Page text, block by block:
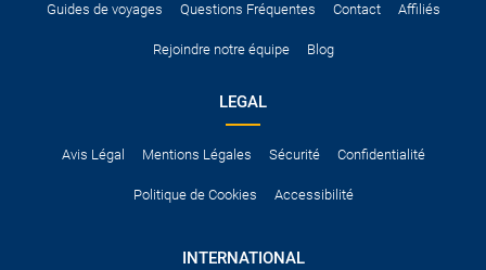
Guides de voyages Questions Fréquentes Contact Affiliés
Rejoindre notre équipe Blog
LEGAL
Avis Légal Mentions Légales Sécurité Confidentialité
Politique de Cookies Accessibilité
INTERNATIONAL